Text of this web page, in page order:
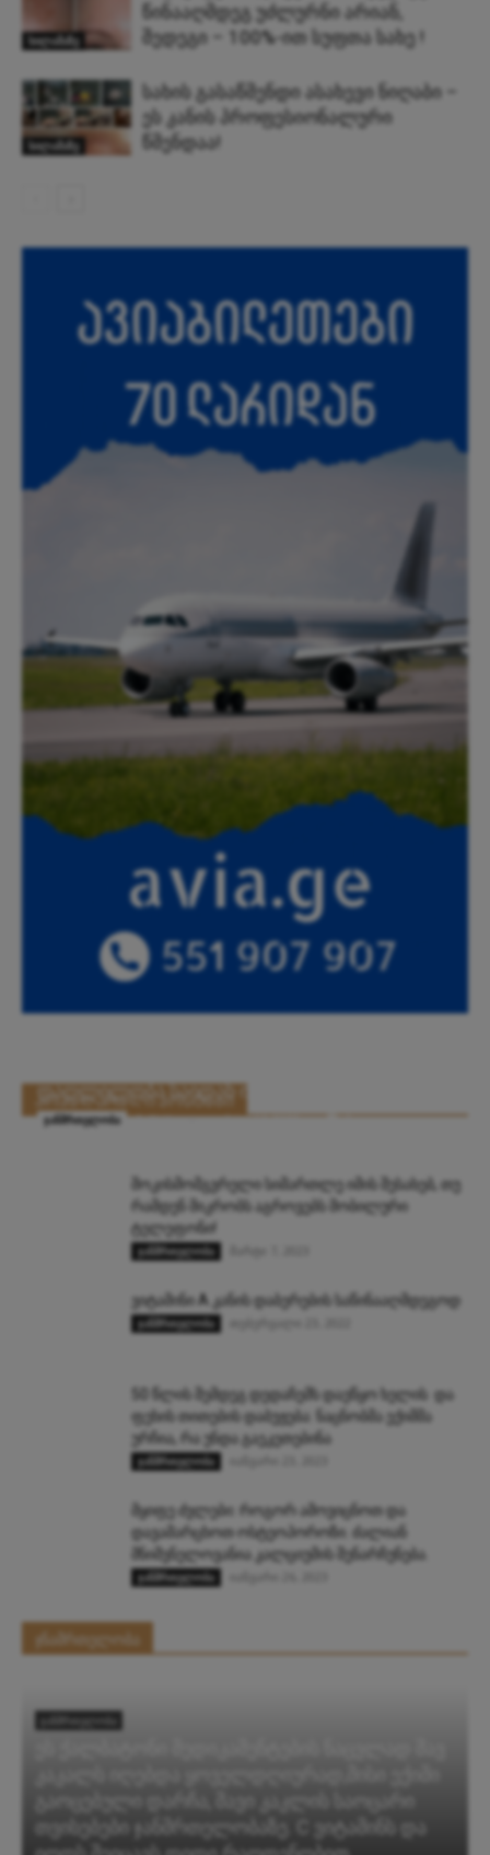
სილამაზე
წინააღმდეგ უძლურნი არიან,
შედეგი – 100%-ით სუფთა სახე !
სილამაზე
სახის გასაწმენდი ასახევი ნიღაბი –
ეს კანის პროფესიონალური
წმენდაა!
ᲞᲝᲞᲣᲚᲐᲠᲣᲚᲘ ᲞᲝᲡᲢᲔᲑᲘ
დაღლილობა საიდან იღებს “სათავეს”.
ჯანმრთელობა folktips - აგვისტო 16, 2022 0
შოკისმომგვრელი სიმართლე იმის შესახებ, თუ
რამდენ მიკრობს აგროვებს მობილური
ტელეფონი!
ჯანმრთელობა
ვიტამინი A კანის დაბერების საწინააღმდეგოდ
ჯანმრთელობა
50 წლის შემდეგ დედაჩემს დაეწყო ხელის და
ფეხის თითების დაბუჟება: ნაცნობმა ექიმმა
ურჩია, რა უნდა გაეკეთებინა
ჯანმრთელობა
მყიფე ძვლები: როგორ ამოვიცნოთ და
დავამარცხოთ ოსტეოპოროზი. ძალიან
მნიშვნელოვანია კალციუმის შენარჩუნება.
ჯანმრთელობა
ჯნამრთელობა
თვისებები ჯანმრთელობაზე. C ვიტამინს და